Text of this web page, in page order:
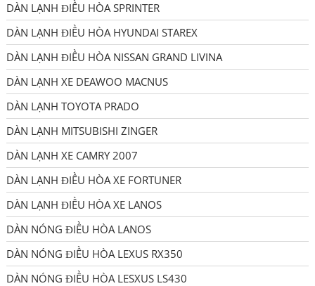
DÀN LẠNH ĐIỀU HÒA SPRINTER
DÀN LẠNH ĐIỀU HÒA HYUNDAI STAREX
DÀN LẠNH ĐIỀU HÒA NISSAN GRAND LIVINA
DÀN LẠNH XE DEAWOO MACNUS
DÀN LẠNH TOYOTA PRADO
DÀN LẠNH MITSUBISHI ZINGER
DÀN LẠNH XE CAMRY 2007
DÀN LẠNH ĐIỀU HÒA XE FORTUNER
DÀN LẠNH ĐIỀU HÒA XE LANOS
DÀN NÓNG ĐIỀU HÒA LANOS
DÀN NÓNG ĐIỀU HÒA LEXUS RX350
DÀN NÓNG ĐIỀU HÒA LESXUS LS430